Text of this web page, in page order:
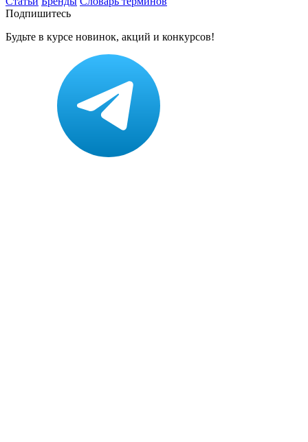
Подпишитесь
Будьте в курсе новинок, акций и конкурсов!